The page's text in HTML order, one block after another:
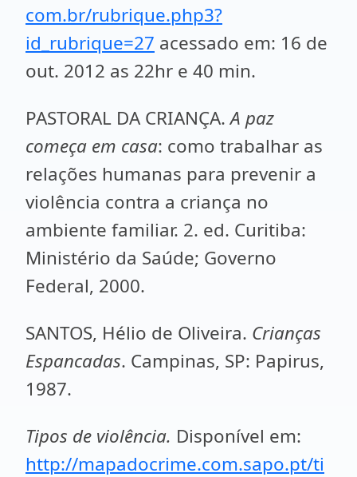
com.br/rubrique.php3?
id_rubrique=27 acessado em: 16 de
out. 2012 as 22hr e 40 min.
PASTORAL DA CRIANÇA.A paz
começa em casa: como trabalhar as
relações humanas para prevenir a
violência contra a criança no
ambiente familiar. 2. ed. Curitiba:
Ministério da Saúde; Governo
Federal, 2000.
SANTOS, Hélio de Oliveira. Crianças
Espancadas. Campinas, SP: Papirus,
1987.
Tipos de violência. Disponível em:
http://mapadocrime.com.sapo.pt/ti